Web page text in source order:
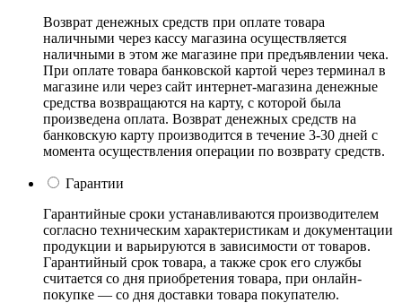
Возврат денежных средств при оплате товара
наличными через кассу магазина осуществляется
наличными в этом же магазине при предъявлении чека.
При оплате товара банковской картой через терминал в
магазине или через сайт интернет-магазина денежные
средства возвращаются на карту, с которой была
произведена оплата. Возврат денежных средств на
банковскую карту производится в течение 3-30 дней с
момента осуществления операции по возврату средств.
Гарантии
Гарантийные сроки устанавливаются производителем
согласно техническим характеристикам и документации
продукции и варьируются в зависимости от товаров.
Гарантийный срок товара, а также срок его службы
считается со дня приобретения товара, при онлайн-
покупке — со дня доставки товара покупателю.